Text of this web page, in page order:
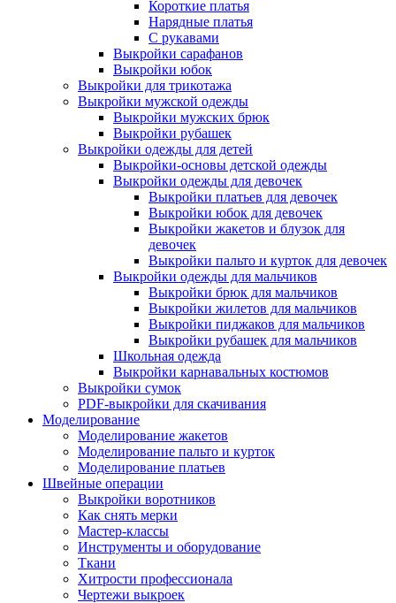
Короткие платья
Нарядные платья
С рукавами
Выкройки сарафанов
Выкройки юбок
Выкройки для трикотажа
Выкройки мужской одежды
Выкройки мужских брюк
Выкройки рубашек
Выкройки одежды для детей
Выкройки-основы детской одежды
Выкройки одежды для девочек
Выкройки платьев для девочек
Выкройки юбок для девочек
Выкройки жакетов и блузок для
девочек
Выкройки пальто и курток для девочек
Выкройки одежды для мальчиков
Выкройки брюк для мальчиков
Выкройки жилетов для мальчиков
Выкройки пиджаков для мальчиков
Выкройки рубашек для мальчиков
Школьная одежда
Выкройки карнавальных костюмов
Выкройки сумок
PDF-выкройки для скачивания
Моделирование
Моделирование жакетов
Моделирование пальто и курток
Моделирование платьев
Швейные операции
Выкройки воротников
Как снять мерки
Мастер-классы
Инструменты и оборудование
Ткани
Хитрости профессионала
Чертежи выкроек